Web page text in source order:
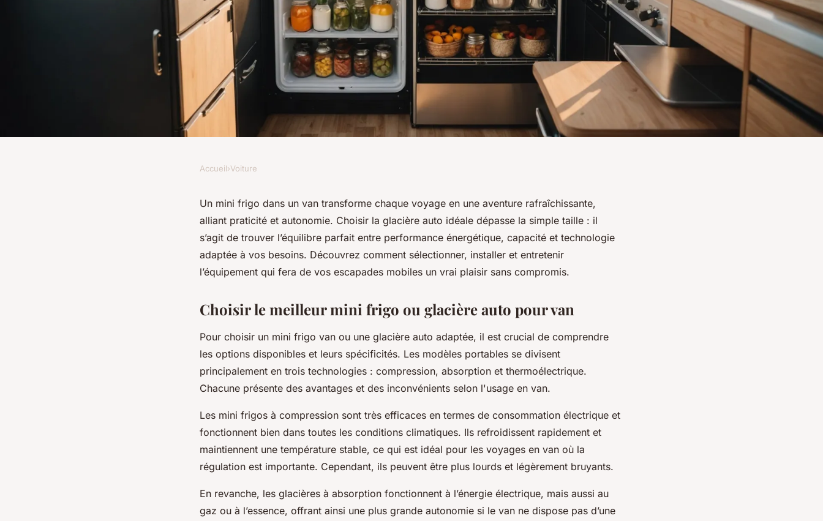
Mini frigo pour van : le guide ultime de
la glacière auto
Accueil›Voiture
Un mini frigo dans un van transforme chaque voyage en une aventure rafraîchissante,
alliant praticité et autonomie. Choisir la glacière auto idéale dépasse la simple taille : il
s’agit de trouver l’équilibre parfait entre performance énergétique, capacité et technologie
adaptée à vos besoins. Découvrez comment sélectionner, installer et entretenir
l’équipement qui fera de vos escapades mobiles un vrai plaisir sans compromis.
Choisir le meilleur mini frigo ou glacière auto pour van
Pour choisir un mini frigo van ou une glacière auto adaptée, il est crucial de comprendre
les options disponibles et leurs spécificités. Les modèles portables se divisent
principalement en trois technologies : compression, absorption et thermoélectrique.
Chacune présente des avantages et des inconvénients selon l'usage en van.
Les mini frigos à compression sont très efficaces en termes de consommation électrique et
fonctionnent bien dans toutes les conditions climatiques. Ils refroidissent rapidement et
maintiennent une température stable, ce qui est idéal pour les voyages en van où la
régulation est importante. Cependant, ils peuvent être plus lourds et légèrement bruyants.
En revanche, les glacières à absorption fonctionnent à l’énergie électrique, mais aussi au
gaz ou à l’essence, offrant ainsi une plus grande autonomie si le van ne dispose pas d’une